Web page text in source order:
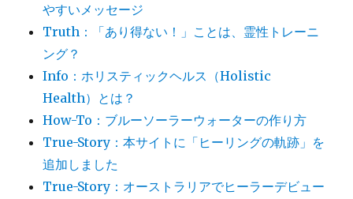
やすいメッセージ
Truth：「あり得ない！」ことは、霊性トレーニ
ング？
Info：ホリスティックヘルス（Holistic
Health）とは？
How-To：ブルーソーラーウォーターの作り方
True-Story：本サイトに「ヒーリングの軌跡」を
追加しました
True-Story：オーストラリアでヒーラーデビュー